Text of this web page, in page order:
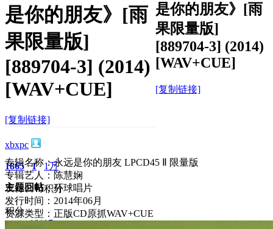
是你的朋友》[雨
果限量版]
[889704-3] (2014)
[WAV+CUE]
[复制链接]
是你的朋友》[雨
果限量版]
[889704-3] (2014)
[WAV+CUE]
[复制链接]
xbxpc
1865
主题
1
回帖
1万
积分
积分
10117
专辑名称：永远是你的朋友 LPCD45 Ⅱ 限量版
专辑艺人：陈慧娴
发行公司：环球唱片
发行时间：2014年06月
资源类型：正版CD原抓WAV+CUE